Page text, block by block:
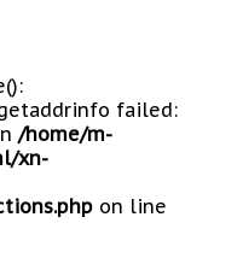
failed:
/home/m-
xn-
on line